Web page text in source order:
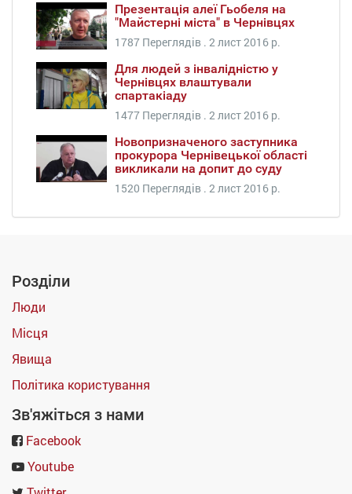
Презентація алеї Гьобеля на
"Майстерні міста" в Чернівцях
1787 Переглядів . 2 лист 2016 р.
Для людей з інвалідністю у
Чернівцях влаштували
спартакіаду
1477 Переглядів . 2 лист 2016 р.
Новопризначеного заступника
прокурора Чернівецької області
викликали на допит до суду
1520 Переглядів . 2 лист 2016 р.
Розділи
Люди
Місця
Явища
Політика користування
Зв'яжіться з нами
Facebook
Youtube